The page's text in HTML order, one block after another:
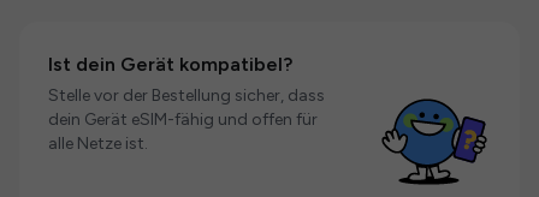
Ist dein Gerät kompatibel?
Stelle vor der Bestellung sicher, dass
dein Gerät eSIM-fähig und offen für
alle Netze ist.